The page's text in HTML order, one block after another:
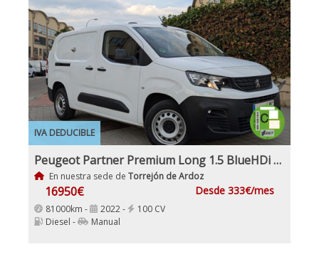
IVA DEDUCIBLE
Peugeot Partner Premium Long 1.5 BlueHDi 100Cv Etiqueta C IVA y Garantía Incl
En nuestra sede de Torrejón de Ardoz
16950€ Desde 333€/mes
81000km - 2022 -
100 CV
Diesel -
Manual